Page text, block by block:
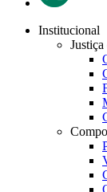
Institucional